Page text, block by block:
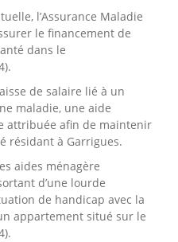
l’Assurance Maladie
le financement de
dans le
de salaire lié à un
maladie, une aide
attribuée afin de maintenir
résidant à Garrigues.
aides ménagère
d’une lourde
de handicap avec la
appartement situé sur le